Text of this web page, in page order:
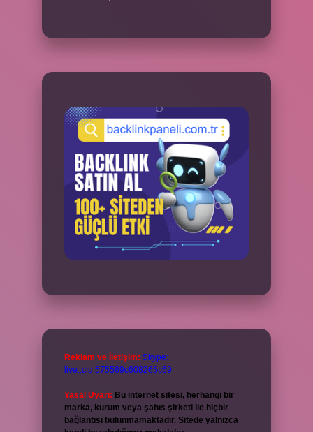
Reklam ve İletişim: Skype:
live:.cid.575569c608265c69
Yasal Uyarı: Bu internet sitesi, herhangi bir
marka, kurum veya şahıs şirketi ile hiçbir
bağlantısı bulunmamaktadır. Sitede yalnızca